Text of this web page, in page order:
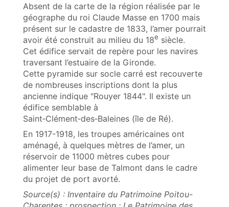
Absent de la carte de la région réalisée par le
géographe du roi Claude Masse en 1700 mais
présent sur le cadastre de 1833, l’amer pourrait
avoir été construit au milieu du 18e siècle.
Cet édifice servait de repère pour les navires
traversant l’estuaire de la Gironde.
Cette pyramide sur socle carré est recouverte
de nombreuses inscriptions dont la plus
ancienne indique "Rouyer 1844". Il existe un
édifice semblable à
Saint‑Clément‑des‑Baleines (île de Ré).
En 1917-1918, les troupes américaines ont
aménagé, à quelques mètres de l’amer, un
réservoir de 11000 mètres cubes pour
alimenter leur base de Talmont dans le cadre
du projet de port avorté.
Source(s) : Inventaire du Patrimoine Poitou-